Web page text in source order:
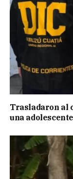
Trasladaron al
una adolescente